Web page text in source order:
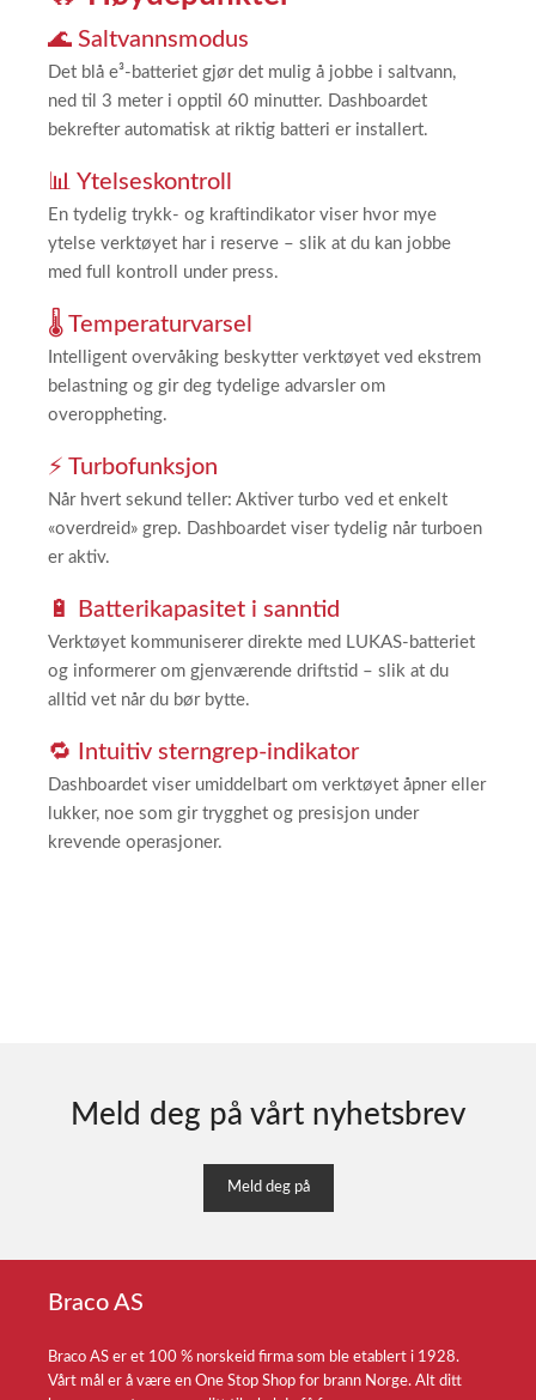
🌊 Saltvannsmodus
Det blå e³-batteriet gjør det mulig å jobbe i saltvann,
ned til 3 meter i opptil 60 minutter. Dashboardet
bekrefter automatisk at riktig batteri er installert.
📊 Ytelseskontroll
En tydelig trykk- og kraftindikator viser hvor mye
ytelse verktøyet har i reserve – slik at du kan jobbe
med full kontroll under press.
🌡️ Temperaturvarsel
Intelligent overvåking beskytter verktøyet ved ekstrem
belastning og gir deg tydelige advarsler om
overoppheting.
⚡ Turbofunksjon
Når hvert sekund teller: Aktiver turbo ved et enkelt
«overdreid» grep. Dashboardet viser tydelig når turboen
er aktiv.
🔋 Batterikapasitet i sanntid
Verktøyet kommuniserer direkte med LUKAS-batteriet
og informerer om gjenværende driftstid – slik at du
alltid vet når du bør bytte.
🔁 Intuitiv sterngrep-indikator
Dashboardet viser umiddelbart om verktøyet åpner eller
lukker, noe som gir trygghet og presisjon under
krevende operasjoner.
Meld deg på vårt nyhetsbrev
Meld deg på
Braco AS
Braco AS er et 100 % norskeid firma som ble etablert i 1928.
Vårt mål er å være en One Stop Shop for brann Norge. Alt ditt